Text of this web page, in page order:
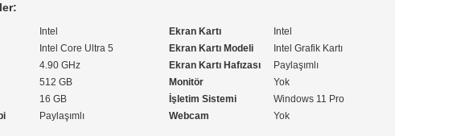
Intel
Intel Core Ultra 5
4.90 GHz
512 GB
16 GB
Paylaşımlı
Ekran Kartı
Intel
Ekran Kartı Modeli
Intel Grafik Kartı
Ekran Kartı Hafızası
Paylaşımlı
Monitör
Yok
İşletim Sistemi
Windows 11 Pro
Webcam
Yok